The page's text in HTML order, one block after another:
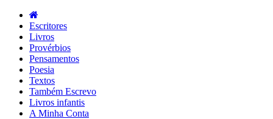
Escritores
Livros
Provérbios
Pensamentos
Poesia
Textos
Também Escrevo
Livros infantis
A Minha Conta